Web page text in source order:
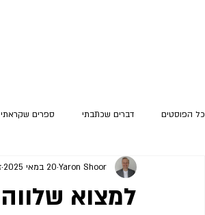
כל הפוסטים דברים שכתבתי ספרים שקראתי
למצוא
Yaron Shoor 20 במאי 2025